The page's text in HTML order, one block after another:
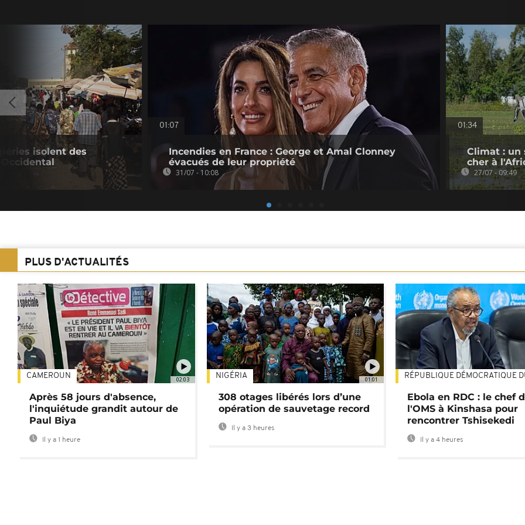
isolent des
01:07
Incendies en France : George et Amal Clonney
évacués de leur propriété
31/07 - 10:08
01:34
Climat : un
cher à
27/07 - 09:49
PLUS D'ACTUALITÉS
02:03
CAMEROUN
Après 58 jours d'absence,
l'inquiétude grandit autour de
Paul Biya
Il y a 1 heure
01:01
NIGÉRIA
308 otages libérés lors d’une
opération de sauvetage record
Il y a 3 heures
RÉPUBLIQUE DÉMOCRATIQUE
Ebola en RDC : le chef
l'OMS à Kinshasa pour
rencontrer Tshisekedi
Il y a 4 heures